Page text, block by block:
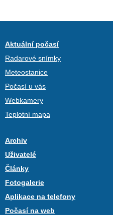
Aktuální počasí
Radarové snímky
Meteostanice
Počasí u vás
Webkamery
Teplotní mapa
Archiv
Uživatelé
Články
Fotogalerie
Aplikace na telefony
Počasí na web